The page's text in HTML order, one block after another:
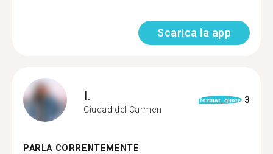
Scarica la app
I.
Ciudad del Carmen
format_quote 3
PARLA CORRENTEMENTE